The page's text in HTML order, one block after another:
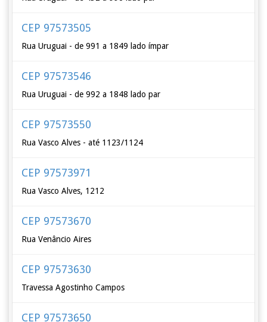
CEP 97573505
Rua Uruguai - de 991 a 1849 lado ímpar
CEP 97573546
Rua Uruguai - de 992 a 1848 lado par
CEP 97573550
Rua Vasco Alves - até 1123/1124
CEP 97573971
Rua Vasco Alves, 1212
CEP 97573670
Rua Venâncio Aires
CEP 97573630
Travessa Agostinho Campos
CEP 97573650